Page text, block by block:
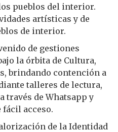
pueblos del interior.
artísticas y de
de interior.
de gestiones
la órbita de Cultura,
brindando contención a
talleres de lectura,
través de Whatsapp y
acceso.
de la Identidad